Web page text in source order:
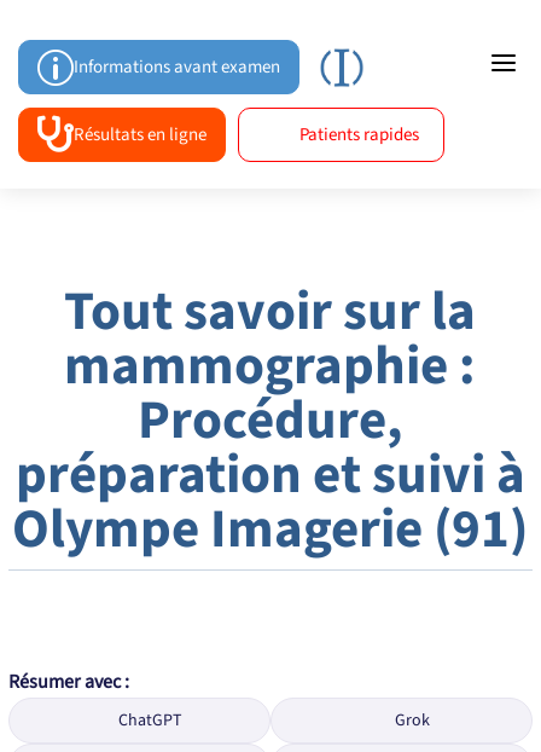
pInformations avant examen a
Patients rapides
Résultats en ligne
Tout savoir sur la
mammographie :
Procédure,
préparation et suivi à
Olympe Imagerie (91)
Résumer avec :
ChatGPT
Grok